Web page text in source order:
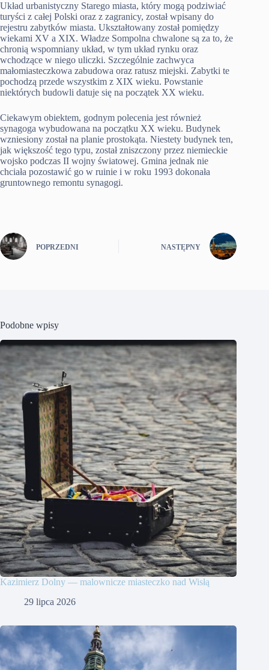
Układ urbanistyczny Starego miasta, który mogą podziwiać
turyści z całej Polski oraz z zagranicy, został wpisany do
rejestru zabytków miasta. Ukształtowany został pomiędzy
wiekami XV a XIX. Władze Sompolna chwalone są za to, że
chronią wspomniany układ, w tym układ rynku oraz
wchodzące w niego uliczki. Szczególnie zachwyca
małomiasteczkowa zabudowa oraz ratusz miejski. Zabytki te
pochodzą przede wszystkim z XIX wieku. Powstanie
niektórych budowli datuje się na początek XX wieku.
Ciekawym obiektem, godnym polecenia jest również
synagoga wybudowana na początku XX wieku. Budynek
wzniesiony został na planie prostokąta. Niestety budynek ten,
jak większość tego typu, został zniszczony przez niemieckie
wojsko podczas II wojny światowej. Gmina jednak nie
chciała pozostawić go w ruinie i w roku 1993 dokonała
gruntownego remontu synagogi.
POPRZEDNI NASTĘPNY
Podobne wpisy
Kazimierz Dolny — malownicze miasteczko nad Wisłą
29 lipca 2026